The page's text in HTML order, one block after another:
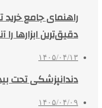
راهنمای جامع خرید
دقیق‌ترین ابزارها را
۱۴۰۵/۰۴/۱۳
دندانپزشکی تحت
۱۴۰۵/۰۴/۰۹